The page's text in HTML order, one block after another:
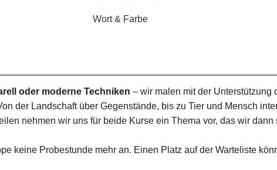
Wort & Farbe
oder moderne Techniken – wir malen mit der
der Landschaft über Gegenstände, bis zu Tier und Mensch
nehmen wir uns für beide Kurse ein Thema vor, das wir
keine Probestunde mehr an. Einen Platz auf der Warteliste